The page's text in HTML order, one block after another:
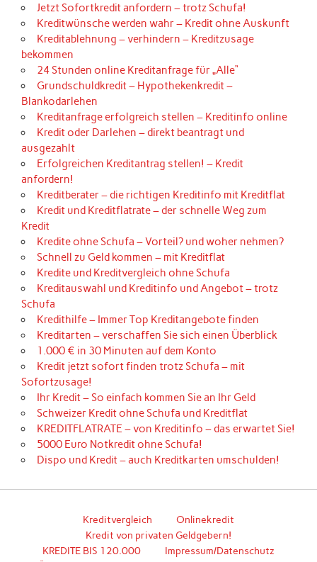
Jetzt Sofortkredit anfordern – trotz Schufa!
Kreditwünsche werden wahr – Kredit ohne Auskunft
Kreditablehnung – verhindern – Kreditzusage
bekommen
24 Stunden online Kreditanfrage für „Alle“
Grundschuldkredit – Hypothekenkredit –
Blankodarlehen
Kreditanfrage erfolgreich stellen – Kreditinfo online
Kredit oder Darlehen – direkt beantragt und
ausgezahlt
Erfolgreichen Kreditantrag stellen! – Kredit
anfordern!
Kreditberater – die richtigen Kreditinfo mit Kreditflat
Kredit und Kreditflatrate – der schnelle Weg zum
Kredit
Kredite ohne Schufa – Vorteil? und woher nehmen?
Schnell zu Geld kommen – mit Kreditflat
Kredite und Kreditvergleich ohne Schufa
Kreditauswahl und Kreditinfo und Angebot – trotz
Schufa
Kredithilfe – Immer Top Kreditangebote finden
Kreditarten – verschaffen Sie sich einen Überblick
1.000 € in 30 Minuten auf dem Konto
Kredit jetzt sofort finden trotz Schufa – mit
Sofortzusage!
Ihr Kredit – So einfach kommen Sie an Ihr Geld
Schweizer Kredit ohne Schufa und Kreditflat
KREDITFLATRATE – von Kreditinfo – das erwartet Sie!
5000 Euro Notkredit ohne Schufa!
Dispo und Kredit – auch Kreditkarten umschulden!
Kreditvergleich
Onlinekredit
Kredit von privaten Geldgebern!
KREDITE BIS 120.000
Impressum/Datenschutz